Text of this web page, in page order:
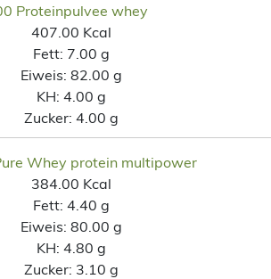
Proteinpulvee whey
407.00 Kcal
Fett: 7.00 g
Eiweis: 82.00 g
KH: 4.00 g
Zucker: 4.00 g
Whey protein multipower
384.00 Kcal
Fett: 4.40 g
Eiweis: 80.00 g
KH: 4.80 g
Zucker: 3.10 g